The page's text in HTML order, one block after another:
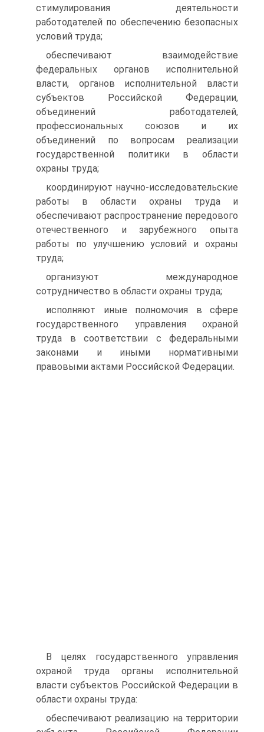
стимулирования деятельности
работодателей по обеспечению безопасных
условий труда;
обеспечивают взаимодействие
федеральных органов исполнительной
власти, органов исполнительной власти
субъектов Российской Федерации,
объединений работодателей,
профессиональных союзов и их
объединений по вопросам реализации
государственной политики в области
охраны труда;
координируют научно-исследовательские
работы в области охраны труда и
обеспечивают распространение передового
отечественного и зарубежного опыта
работы по улучшению условий и охраны
труда;
организуют международное
сотрудничество в области охраны труда;
исполняют иные полномочия в сфере
государственного управления охраной
труда в соответствии с федеральными
законами и иными нормативными
правовыми актами Российской Федерации.
В целях государственного управления
охраной труда органы исполнительной
власти субъектов Российской Федерации в
области охраны труда:
обеспечивают реализацию на территории